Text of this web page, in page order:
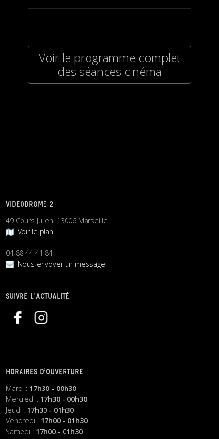
Voir le programme complet
des séances cinéma
VIDEODROME 2
49 Cours Julien, 13006 Marseille
Voir le plan
04 88 44 41 84
Nous envoyer un message
SUIVRE L’ACTUALITÉ
HORAIRES D’OUVERTURE
Mardi : 17h30 - 00h30
Mercredi : 17h30 - 00h30
Jeudi : 17h30 - 01h30
Vendredi : 17h00 - 01h30
Samedi : 17h00 - 01h30